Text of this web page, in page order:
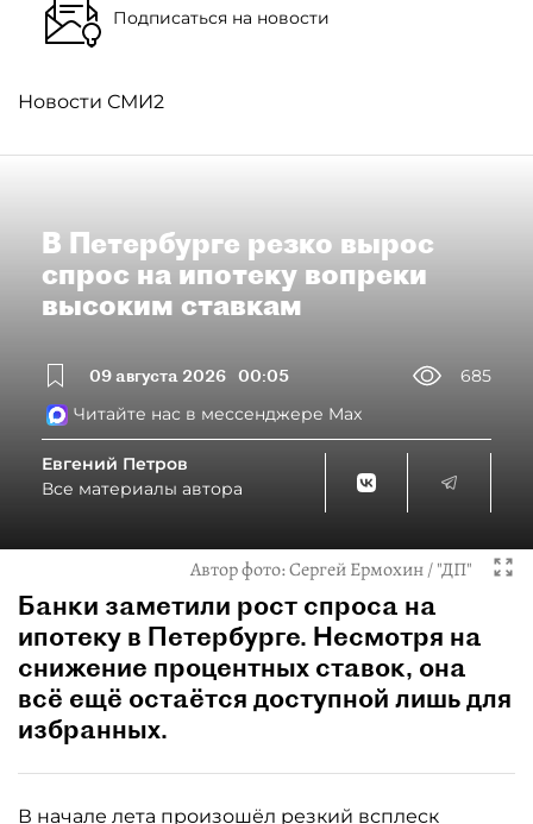
Подписаться на новости
Новости СМИ2
В Петербурге резко вырос
спрос на ипотеку вопреки
высоким ставкам
09 августа 2026 00:05
685
Читайте нас в мессенджере Max
Евгений Петров
Все материалы автора
Автор фото:Сергей Ермохин / "ДП"
Банки заметили рост спроса на
ипотеку в Петербурге. Несмотря на
снижение процентных ставок, она
всё ещё остаётся доступной лишь для
избранных.
В начале лета произошёл резкий всплеск